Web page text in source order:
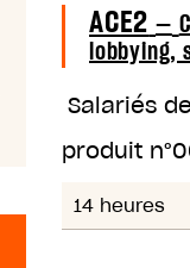
ACE2 —
lobbying,
Salariés
produit n°
14 heures